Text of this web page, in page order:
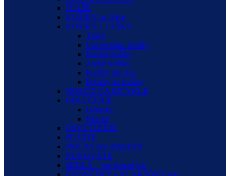
FĽAŠE
KOŠÍKY na fľaše
KOŠÍKY a TAŠKY
Tašky
Univerzálne košíky
Predné košíky
Zadné košíky
Košíky pre psy
Poťahy na košíky
NOSIČE NA BICYKLE
OBLEČENIE
Dámske
Pánske
OSVETLENIE
PLÁŠTE
PRILBY pre dospelých
RUKOVÄTE
SEDLÁ – pre dospelých
ZVONČEKY a KLAKSÓNY pre